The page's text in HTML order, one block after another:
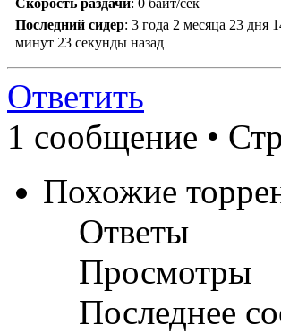
Скорость раздачи: 0 байт/сек
Последний сидер: 3 года 2 месяца 23 дня
минут 23 секунды назад
Ответить
1 сообщение •
Похожие
Ответы
Просмотры
Последнее